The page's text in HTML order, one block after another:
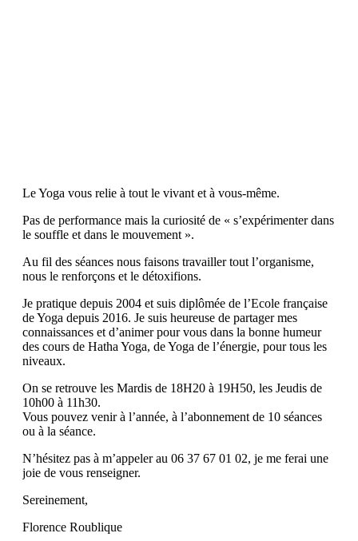
Le Yoga vous relie à tout le vivant et à vous-même.
Pas de performance mais la curiosité de « s’expérimenter dans
le souffle et dans le mouvement ».
Au fil des séances nous faisons travailler tout l’organisme,
nous le renforçons et le détoxifions.
Je pratique depuis 2004 et suis diplômée de l’Ecole française
de Yoga depuis 2016. Je suis heureuse de partager mes
connaissances et d’animer pour vous dans la bonne humeur
des cours de Hatha Yoga, de Yoga de l’énergie, pour tous les
niveaux.
On se retrouve les Mardis de 18H20 à 19H50, les Jeudis de
10h00 à 11h30.
Vous pouvez venir à l’année, à l’abonnement de 10 séances
ou à la séance.
N’hésitez pas à m’appeler au 06 37 67 01 02, je me ferai une
joie de vous renseigner.
Sereinement,
Florence Roublique